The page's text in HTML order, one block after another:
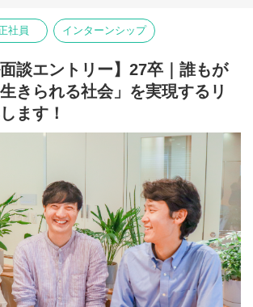
思ってくださった方は、気軽にご参加くだ
社「L-BASE」）
いただいた方にメッセージでお送りいたし
参加ください！）
社員 インターンシップ
面談エントリー】27卒｜誰もが
生きられる社会」を実現するリ
ます！